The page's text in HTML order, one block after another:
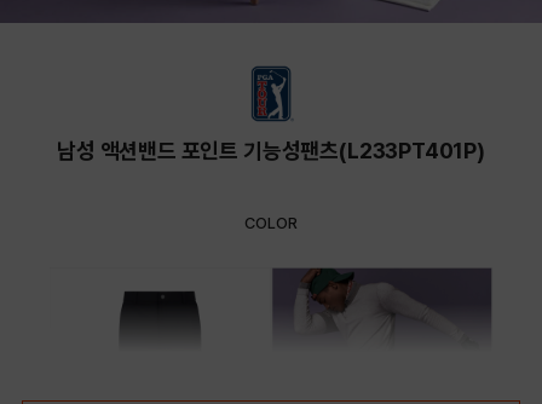
남성 액션밴드 포인트 기능성팬츠(L233PT401P)
COLOR